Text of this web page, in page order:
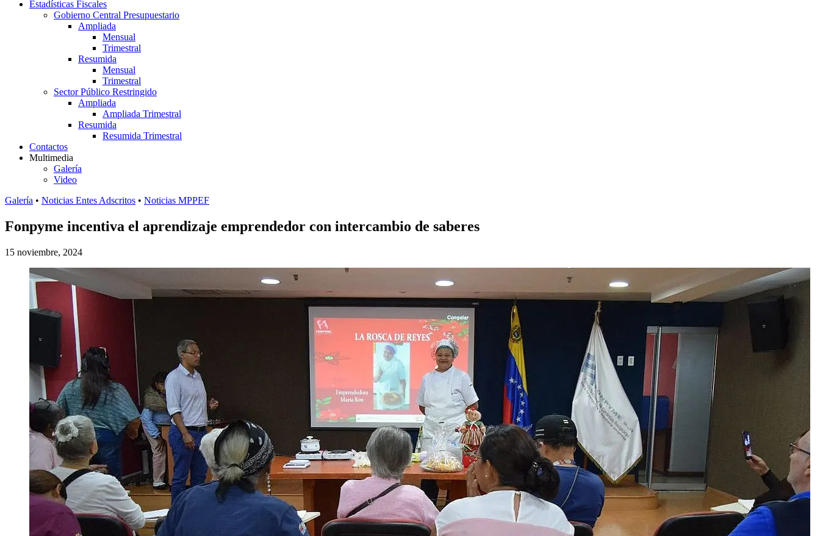
Estadísticas Fiscales
Gobierno Central Presupuestario
Ampliada
Mensual
Trimestral
Resumida
Mensual
Trimestral
Sector Público Restringido
Ampliada
Ampliada Trimestral
Resumida
Resumida Trimestral
Contactos
Multimedia
Galería
Video
Galería • Noticias Entes Adscritos • Noticias MPPEF
Fonpyme incentiva el aprendizaje emprendedor con intercambio de saberes
15 noviembre, 2024